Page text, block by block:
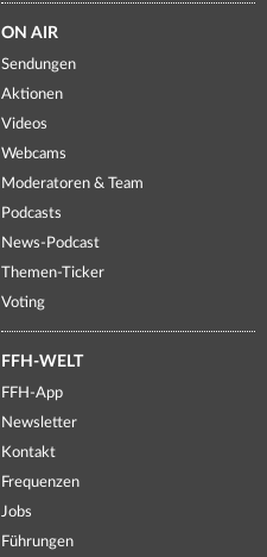
ON AIR
Sendungen
Aktionen
Videos
Webcams
Moderatoren & Team
Podcasts
News-Podcast
Themen-Ticker
Voting
FFH-WELT
FFH-App
Newsletter
Kontakt
Frequenzen
Jobs
Führungen